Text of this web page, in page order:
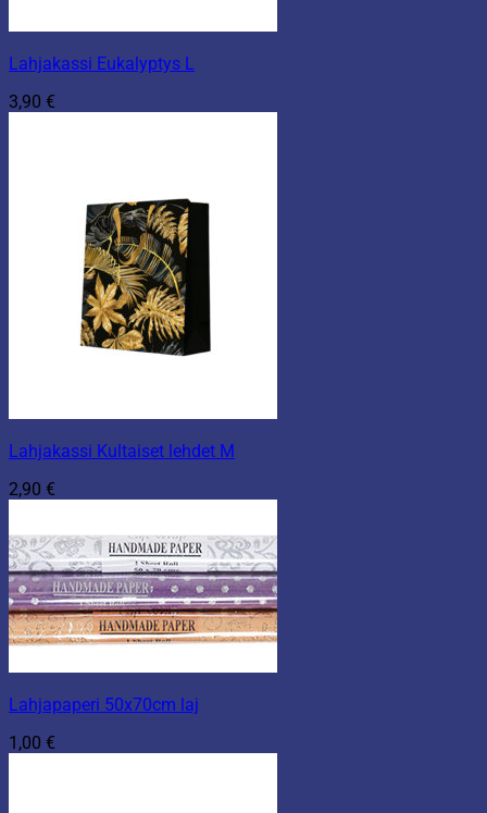
Lahjakassi Eukalyptys L
3,90 €
Lahjakassi Kultaiset lehdet M
2,90 €
Lahjapaperi 50x70cm laj
1,00 €